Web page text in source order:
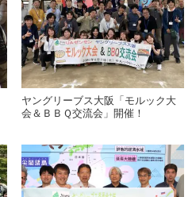
ヤングリーブス大阪「モルック大
会＆ＢＢＱ交流会」開催！